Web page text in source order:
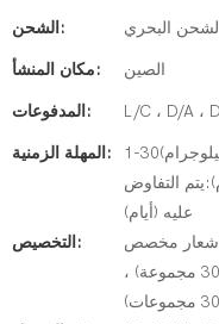
الشحن: البحري
مكان المنشأ: الصين
المدفوعات:
المهلة الزمنية:
1-30(كيلوجرام):5(أيام)،31-300(كيلوجرام):7(أيام)،301-
التفاوض
عليه (أيام)
التخصيص:
شعار مخصص (Min. الترتيب: 300 مجموعة) ، تغليف
حسب الطلب (الحد الأدنى. الترتيب: 300 مجموعة) ،